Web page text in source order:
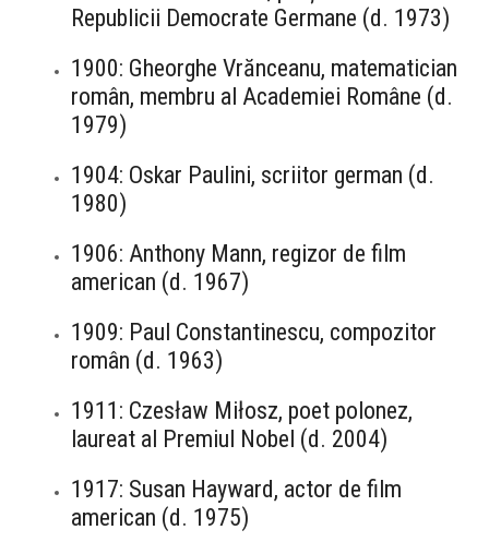
Republicii Democrate Germane (d. 1973)
1900: Gheorghe Vrănceanu, matematician
român, membru al Academiei Române (d.
1979)
1904: Oskar Paulini, scriitor german (d.
1980)
1906: Anthony Mann, regizor de film
american (d. 1967)
1909: Paul Constantinescu, compozitor
român (d. 1963)
1911: Czesław Miłosz, poet polonez,
laureat al Premiul Nobel (d. 2004)
1917: Susan Hayward, actor de film
american (d. 1975)